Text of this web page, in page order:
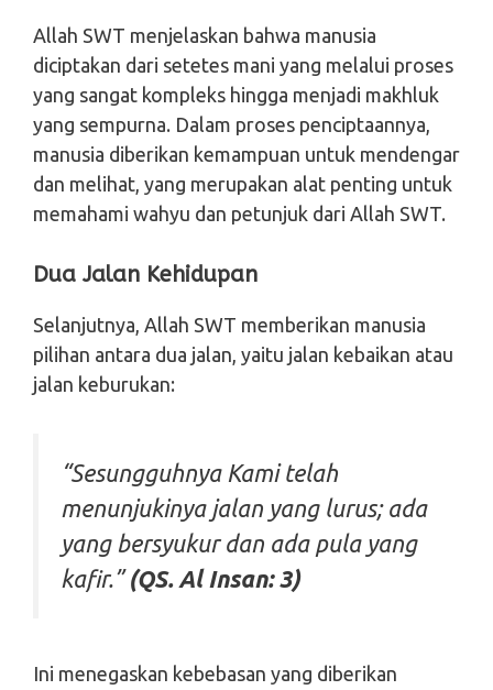
Allah SWT menjelaskan bahwa manusia
diciptakan dari setetes mani yang melalui proses
yang sangat kompleks hingga menjadi makhluk
yang sempurna. Dalam proses penciptaannya,
manusia diberikan kemampuan untuk mendengar
dan melihat, yang merupakan alat penting untuk
memahami wahyu dan petunjuk dari Allah SWT.
Dua Jalan Kehidupan
Selanjutnya, Allah SWT memberikan manusia
pilihan antara dua jalan, yaitu jalan kebaikan atau
jalan keburukan:
“Sesungguhnya Kami telah
menunjukinya jalan yang lurus; ada
yang bersyukur dan ada pula yang
kafir.”(QS. Al Insan: 3)
Ini menegaskan kebebasan yang diberikan